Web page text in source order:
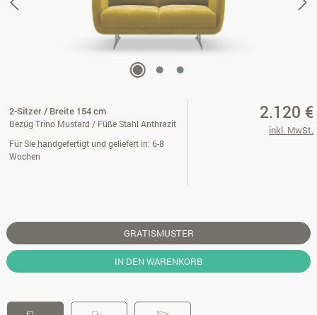
2-Sitzer / Breite 154 cm
Bezug Trino Mustard / Füße Stahl Anthrazit
Für Sie handgefertigt und geliefert in: 6-8
Wochen
2.120 €
inkl. MwSt.
GRATISMUSTER
IN DEN WARENKORB